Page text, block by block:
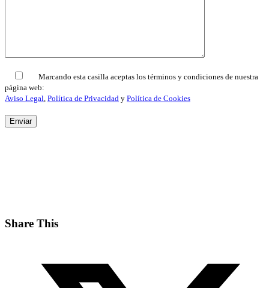
Marcando esta casilla aceptas los términos y condiciones de nuestra
página web:
Aviso Legal, Política de Privacidad y Política de Cookies
Share This